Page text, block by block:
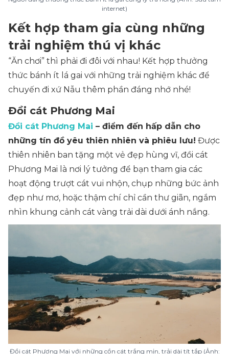
internet)
Kết hợp tham gia cùng những
trải nghiệm thú vị khác
“Ăn chơi” thì phải đi đôi với nhau! Kết hợp thưởng
thức bánh ít lá gai với những trải nghiệm khác để
chuyến đi xứ Nẫu thêm phần đáng nhớ nhé!
Đồi cát Phương Mai
Đồi cát Phương Mai – điểm đến hấp dẫn cho
những tín đồ yêu thiên nhiên và phiêu lưu! Được
thiên nhiên ban tặng một vẻ đẹp hùng vĩ, đồi cát
Phương Mai là nơi lý tưởng để bạn tham gia các
hoạt động trượt cát vui nhộn, chụp những bức ảnh
đẹp như mơ, hoặc thậm chí chỉ cần thư giãn, ngắm
nhìn khung cảnh cát vàng trải dài dưới ánh nắng.
Đồi cát Phương Mai với những cồn cát trắng mịn, trải dài tít tắp (Ảnh: